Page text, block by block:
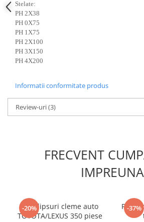
Scule fixare distributie
Alfa romeo
Audi
Bmw
Chevrolet
Citroen
Dacia
Fiat
Mercedes
Mini
Stelate:
PH 2X38
PH 0X75
PH 1X75
PH 2X100
PH 3X150
PH 4X200
Informatii conformitate produs
Review-uri(3)
FRECVENT
IMPREUNA
-20%
Set clipsuri cleme auto
TOYOTA/LEXUS 350 piese
-37%
Pistol